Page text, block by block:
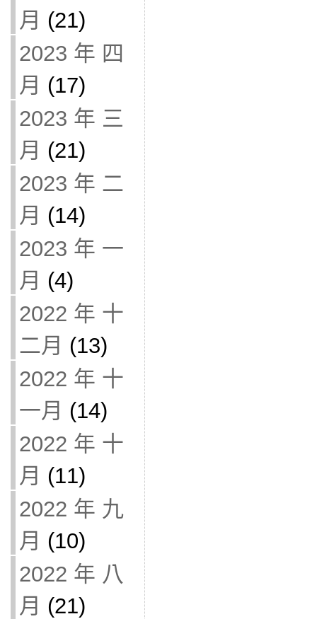
月 (21)
2023 年 四
月 (17)
2023 年 三
月 (21)
2023 年 二
月 (14)
2023 年 一
月 (4)
2022 年 十
二月 (13)
2022 年 十
一月 (14)
2022 年 十
月 (11)
2022 年 九
月 (10)
2022 年 八
月 (21)